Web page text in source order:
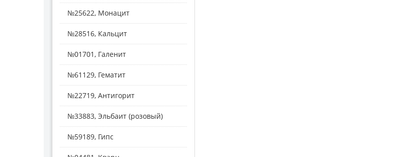
№25622, Монацит
№28516, Кальцит
№01701, Галенит
№61129, Гематит
№22719, Антигорит
№33883, Эльбаит (розовый)
№59189, Гипс